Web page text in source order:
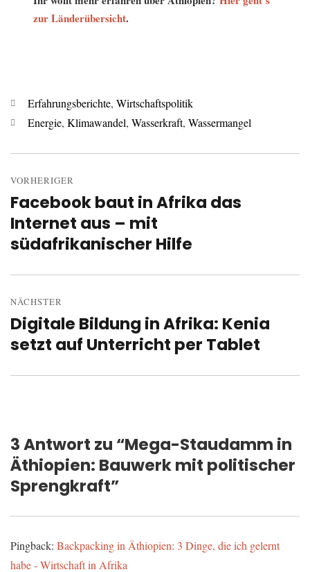
zur Länderübersicht.
Kategorien
Erfahrungsberichte, Wirtschaftspolitik
Schlagwörter
Energie, Klimawandel, Wasserkraft, Wassermangel
Navigation
VORHERIGER
Vorheriger
Beitrag:
Facebook baut in Afrika das
Internet aus – mit
südafrikanischer Hilfe
NÄCHSTER
Nächster
Beitrag:
Digitale Bildung in Afrika: Kenia
setzt auf Unterricht per Tablet
3 Antwort zu “Mega-Staudamm in
Äthiopien: Bauwerk mit politischer
Sprengkraft”
Pingback: Backpacking in Äthiopien: 3 Dinge, die ich gelernt
habe - Wirtschaft in Afrika